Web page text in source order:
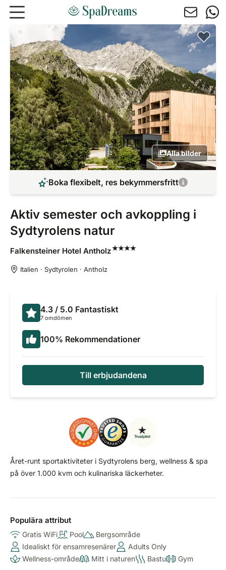
Hoppa till huvudinnehåll
Alla bilder
Boka flexibelt, res bekymmersfritt
Aktiv semester och avkoppling i
Sydtyrolens natur
Falkensteiner Hotel Antholz
Italien · Sydtyrolen · Antholz
4.3 / 5.0 Fantastiskt
7 omdömen
100% Rekommendationer
Till erbjudandena
Året-runt sportaktiviteter i Sydtyrolens berg, wellness & spa
på över 1.000 kvm och kulinariska läckerheter.
Populära attribut
Gratis WiFi Pool
Bergsområde
Idealiskt för ensamresenärer
Adults Only
Wellness-område
Mitt i naturen Bastu
Gym